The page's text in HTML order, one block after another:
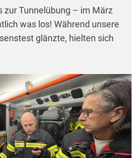
zur Tunnelübung – im März
was los! Während unsere
glänzte, hielten sich